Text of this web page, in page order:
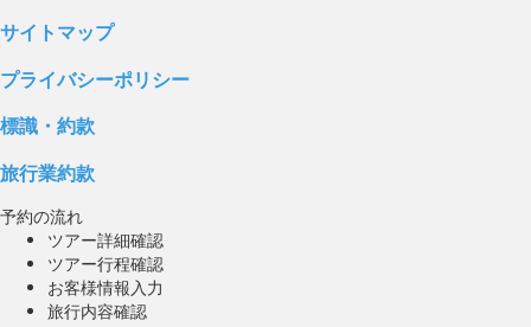
サイトマップ
プライバシーポリシー
標識・約款
旅行業約款
予約の流れ
ツアー詳細確認
ツアー行程確認
お客様情報入力
旅行内容確認